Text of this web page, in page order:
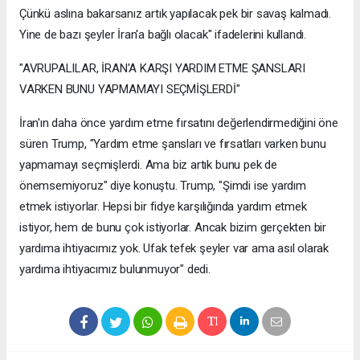
Çünkü aslına bakarsanız artık yapılacak pek bir savaş kalmadı.
Yine de bazı şeyler İran'a bağlı olacak" ifadelerini kullandı.
"AVRUPALILAR, İRAN'A KARŞI YARDIM ETME ŞANSLARI
VARKEN BUNU YAPMAMAYI SEÇMİŞLERDİ"
İran'ın daha önce yardım etme fırsatını değerlendirmediğini öne
süren Trump, "Yardım etme şansları ve fırsatları varken bunu
yapmamayı seçmişlerdi. Ama biz artık bunu pek de
önemsemiyoruz" diye konuştu. Trump, "Şimdi ise yardım
etmek istiyorlar. Hepsi bir fidye karşılığında yardım etmek
istiyor, hem de bunu çok istiyorlar. Ancak bizim gerçekten bir
yardıma ihtiyacımız yok. Ufak tefek şeyler var ama asıl olarak
yardıma ihtiyacımız bulunmuyor" dedi.